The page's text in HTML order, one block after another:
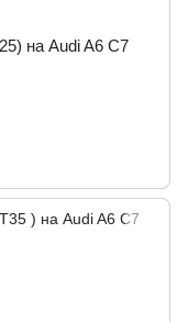
на Audi A6 C7